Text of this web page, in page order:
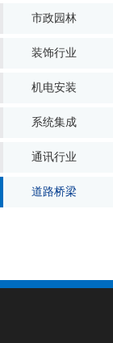
市政园林
装饰行业
机电安装
系统集成
通讯行业
道路桥梁